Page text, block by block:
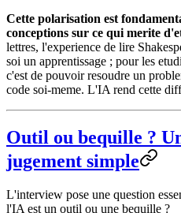
Cette polarisation est
conceptions sur ce qui merite
lettres, l'experience de lire
soi un apprentissage ; pour les
c'est de pouvoir resoudre un
code soi-meme. L'IA rend cette
Outil ou bequille ?
jugement simple
L'interview pose une question
l'IA est un outil ou une bequille ?